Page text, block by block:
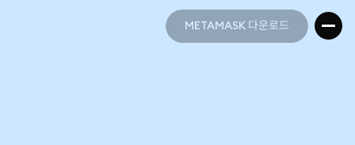
METAMASK 다운로드